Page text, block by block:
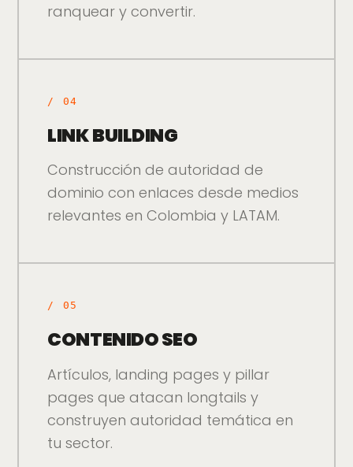
ranquear y convertir.
/ 04
LINK BUILDING
Construcción de autoridad de
dominio con enlaces desde medios
relevantes en Colombia y LATAM.
/ 05
CONTENIDO SEO
Artículos, landing pages y pillar
pages que atacan longtails y
construyen autoridad temática en
tu sector.